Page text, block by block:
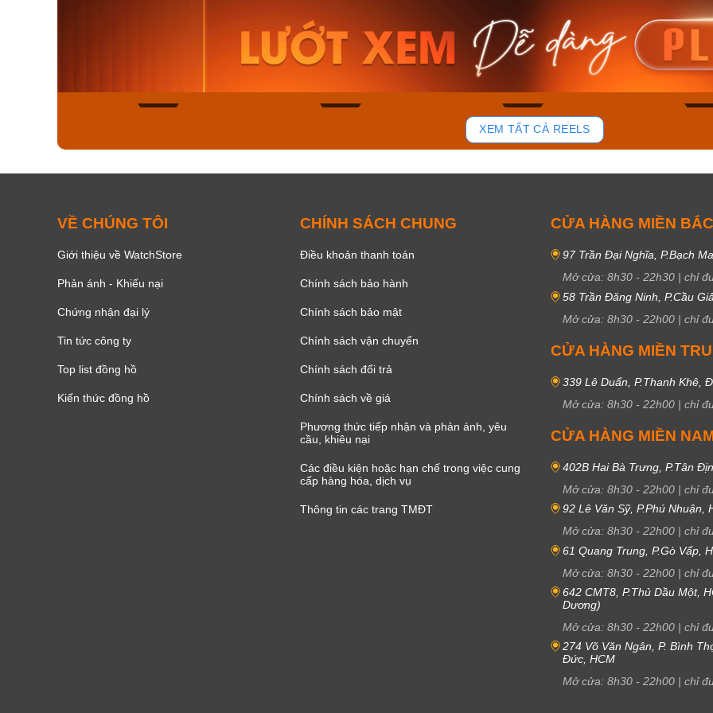
Casio Nam MTS-
115D-1AVDF
2.823.000₫
2.399.550₫
Mua ngay
45
Casio Nam MTS-
RS100L-1AVDF
4.276.000₫
3.634.600₫
Casio
230EL-
Mua
XEM TẤT CẢ REELS
VỀ CHÚNG TÔI
Giới thiệu về WatchStore
Phản ánh - Khiếu nại
Chứng nhận đại lý
Tin tức công ty
Top list đồng hồ
Kiến thức đồng hồ
CHÍNH SÁCH CHUNG
Điều khoản thanh toán
Chính sách bảo hành
Chính sách bảo mật
Chính sách vận chuyển
Chính sách đổi trả
Chính sách về giá
Phương thức tiếp nhận và phản ánh, yêu
cầu, khiêu nại
Các điều kiện hoặc hạn chế trong việc cung
cấp hàng hóa, dịch vụ
Thông tin các trang TMĐT
CỬA HÀNG MIỀN BẮC
97 Trần Đại Nghĩa, P.Bạch
Mở cửa: 8h30 - 22h30 | chỉ
58 Trần Đăng Ninh, P.Cầu
Mở cửa: 8h30 - 22h00 | chỉ
CỬA HÀNG MIỀN
339 Lê Duẩn, P.Thanh Khê,
Mở cửa: 8h30 - 22h00 | chỉ
CỬA HÀNG MIỀN
402B Hai Bà Trưng, P.Tân
Mở cửa: 8h30 - 22h00 | chỉ
92 Lê Văn Sỹ, P.Phú Nhuận,
Mở cửa: 8h30 - 22h00 | chỉ
61 Quang Trung, P.Gò Vấp,
Mở cửa: 8h30 - 22h00 | chỉ
642 CMT8, P.Thủ Dầu Một,
Dương)
Mở cửa: 8h30 - 22h00 | chỉ
274 Võ Văn Ngân, P. Bình
Đức, HCM
Mở cửa: 8h30 - 22h00 | chỉ